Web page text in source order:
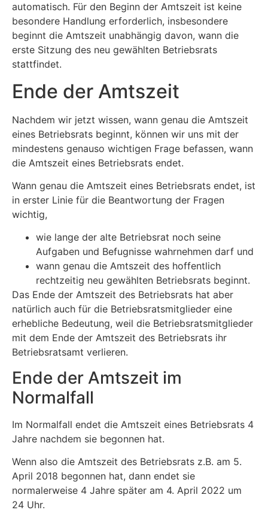
automatisch. Für den Beginn der Amtszeit ist keine
besondere Handlung erforderlich, insbesondere
beginnt die Amtszeit unabhängig davon, wann die
erste Sitzung des neu gewählten Betriebsrats
stattfindet.
Ende der Amtszeit
Nachdem wir jetzt wissen, wann genau die Amtszeit
eines Betriebsrats beginnt, können wir uns mit der
mindestens genauso wichtigen Frage befassen, wann
die Amtszeit eines Betriebsrats endet.
Wann genau die Amtszeit eines Betriebsrats endet, ist
in erster Linie für die Beantwortung der Fragen
wichtig,
wie lange der alte Betriebsrat noch seine
Aufgaben und Befugnisse wahrnehmen darf und
wann genau die Amtszeit des hoffentlich
rechtzeitig neu gewählten Betriebsrats beginnt.
Das Ende der Amtszeit des Betriebsrats hat aber
natürlich auch für die Betriebsratsmitglieder eine
erhebliche Bedeutung, weil die Betriebsratsmitglieder
mit dem Ende der Amtszeit des Betriebsrats ihr
Betriebsratsamt verlieren.
Ende der Amtszeit im
Normalfall
Im Normalfall endet die Amtszeit eines Betriebsrats 4
Jahre nachdem sie begonnen hat.
Wenn also die Amtszeit des Betriebsrats z.B. am 5.
April 2018 begonnen hat, dann endet sie
normalerweise 4 Jahre später am 4. April 2022 um
24 Uhr.